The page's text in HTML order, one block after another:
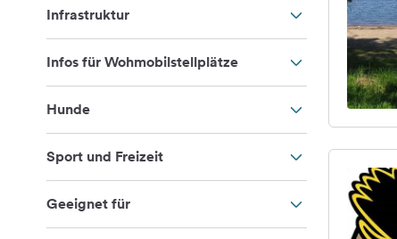
Infrastruktur
Infos für Wohmobilstellplätze
Hunde
Sport und Freizeit
Geeignet für